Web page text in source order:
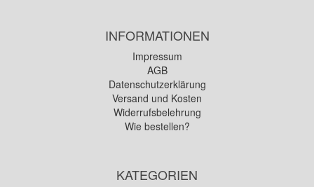
INFORMATIONEN
Impressum
AGB
Datenschutzerklärung
Versand und Kosten
Widerrufsbelehrung
Wie bestellen?
KATEGORIEN